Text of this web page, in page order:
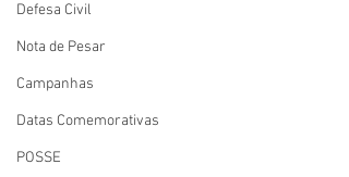
Defesa Civil
Nota de Pesar
Campanhas
Datas Comemorativas
POSSE